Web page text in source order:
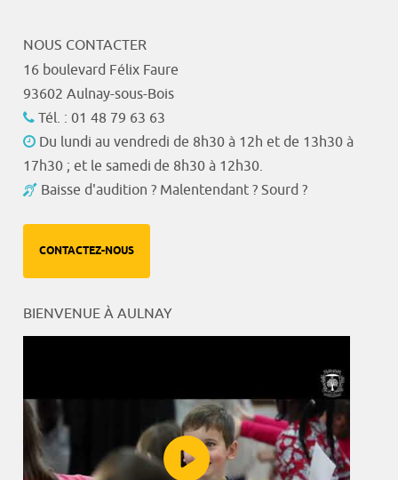
NOUS CONTACTER
16 boulevard Félix Faure
93602 Aulnay-sous-Bois
Tél. : 01 48 79 63 63
Du lundi au vendredi de 8h30 à 12h et de 13h30 à
17h30 ; et le samedi de 8h30 à 12h30.
Baisse d'audition ? Malentendant ? Sourd ?
CONTACTEZ-NOUS
BIENVENUE À AULNAY